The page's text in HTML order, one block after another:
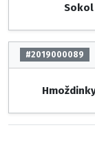
Sokol
#2019000089